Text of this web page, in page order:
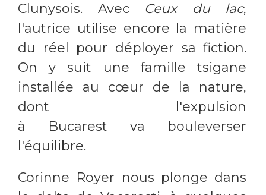
Clunysois. Avec Ceux du lac,
l'autrice utilise encore la matière
du réel pour déployer sa fiction.
On y suit une famille tsigane
installée au cœur de la nature,
dont l'expulsion
à Bucarest va bouleverser
l'équilibre.
Corinne Royer nous plonge dans